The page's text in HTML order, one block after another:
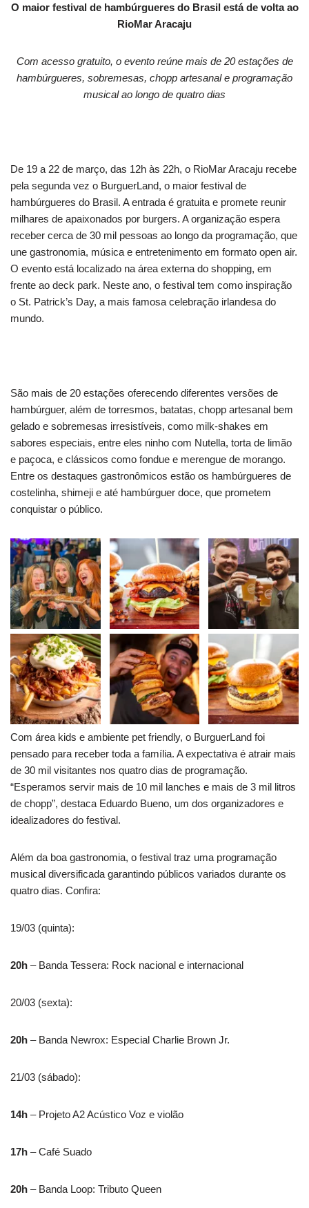
O maior festival de hambúrgueres do Brasil está de volta ao
RioMar Aracaju
Com acesso gratuito, o evento reúne mais de 20 estações de
hambúrgueres, sobremesas, chopp artesanal e programação
musical ao longo de quatro dias
De 19 a 22 de março, das 12h às 22h, o RioMar Aracaju recebe
pela segunda vez o BurguerLand, o maior festival de
hambúrgueres do Brasil. A entrada é gratuita e promete reunir
milhares de apaixonados por burgers. A organização espera
receber cerca de 30 mil pessoas ao longo da programação, que
une gastronomia, música e entretenimento em formato open air.
O evento está localizado na área externa do shopping, em
frente ao deck park. Neste ano, o festival tem como inspiração
o St. Patrick’s Day, a mais famosa celebração irlandesa do
mundo.
São mais de 20 estações oferecendo diferentes versões de
hambúrguer, além de torresmos, batatas, chopp artesanal bem
gelado e sobremesas irresistíveis, como milk-shakes em
sabores especiais, entre eles ninho com Nutella, torta de limão
e paçoca, e clássicos como fondue e merengue de morango.
Entre os destaques gastronômicos estão os hambúrgueres de
costelinha, shimeji e até hambúrguer doce, que prometem
conquistar o público.
Com área kids e ambiente pet friendly, o BurguerLand foi
pensado para receber toda a família. A expectativa é atrair mais
de 30 mil visitantes nos quatro dias de programação.
“Esperamos servir mais de 10 mil lanches e mais de 3 mil litros
de chopp”, destaca Eduardo Bueno, um dos organizadores e
idealizadores do festival.
Além da boa gastronomia, o festival traz uma programação
musical diversificada garantindo públicos variados durante os
quatro dias. Confira:
19/03 (quinta):
20h – Banda Tessera: Rock nacional e internacional
20/03 (sexta):
20h – Banda Newrox: Especial Charlie Brown Jr.
21/03 (sábado):
14h – Projeto A2 Acústico Voz e violão
17h – Café Suado
20h – Banda Loop: Tributo Queen